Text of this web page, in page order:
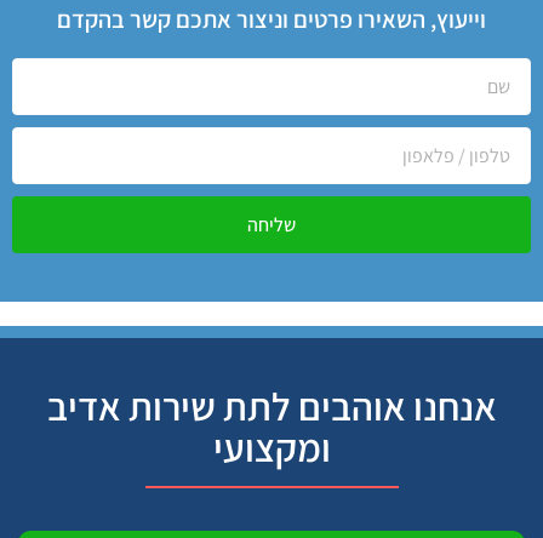
וייעוץ, השאירו פרטים וניצור אתכם קשר בהקדם
שליחה
אנחנו אוהבים לתת שירות אדיב
ומקצועי